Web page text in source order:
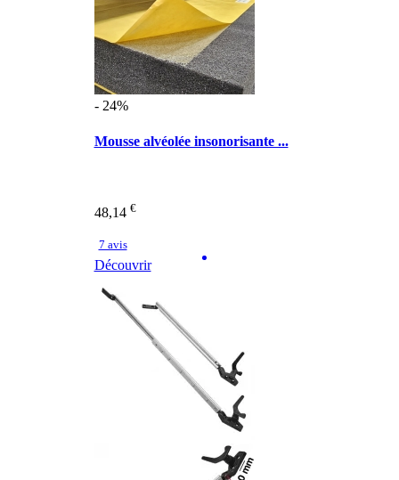
- 24%
Mousse alvéolée insonorisante ...
48,14 €
7 avis
Découvrir